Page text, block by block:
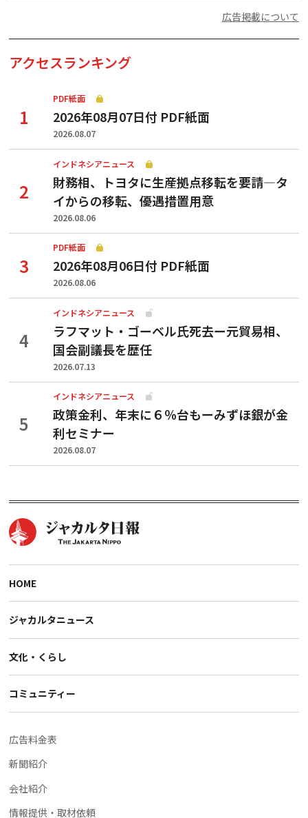
広告掲載について
アクセスランキング
PDF紙面
2026年08月07日付 PDF紙面
2026.08.07
インドネシアニュース
財務相、トヨタに生産拠点移転を要請—タ
イからの移転、優遇措置用意
2026.08.06
PDF紙面
2026年08月06日付 PDF紙面
2026.08.06
インドネシアニュース
ラフマット・ゴーベル氏死去ー元貿易相、
国会副議長を歴任
2026.07.13
インドネシアニュース
政策金利、年末に６％台もーみずほ銀が金
利セミナー
2026.08.07
HOME
ジャカルタニュース
文化・くらし
コミュニティー
広告料金表
新聞紹介
会社紹介
情報提供・取材依頼